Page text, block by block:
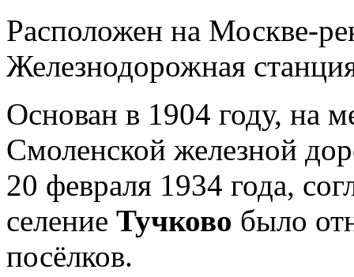
Расположен на Москве-
Железнодорожная
Основан в 1904 году, на
Смоленской железной
20 февраля 1934 года,
селение Тучково было
посёлков.